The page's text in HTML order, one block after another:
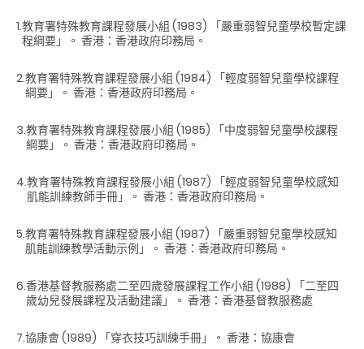
1.教育署特殊教育課程發展小組 (1983) 「嚴重弱智兒童學校暫定課
程綱要」。 香港：香港政府印務局。
2.教育署特殊教育課程發展小組 (1984) 「輕度弱智兒童學校課程
綱要」。 香港：香港政府印務局。
3.教育署特殊教育課程發展小組 (1985) 「中度弱智兒童學校課程
綱要」。 香港：香港政府印務局。
4.教育署特殊教育課程發展小組 (1987) 「輕度弱智兒童學校感知
肌能訓練教師手冊」。 香港：香港政府印務局。
5.教育署特殊教育課程發展小組 (1987) 「嚴重弱智兒童學校感知
肌能訓練教學活動示例」。 香港：香港政府印務局。
6.香港基督教服務處二至四歲發展課程工作小組 (1988) 「二至四
歲幼兒發展課程及活動建議」。 香港：香港基督教服務處
7.協康會 (1989) 「穿衣技巧訓練手冊」。 香港：協康會